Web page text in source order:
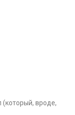
(который, вроде,